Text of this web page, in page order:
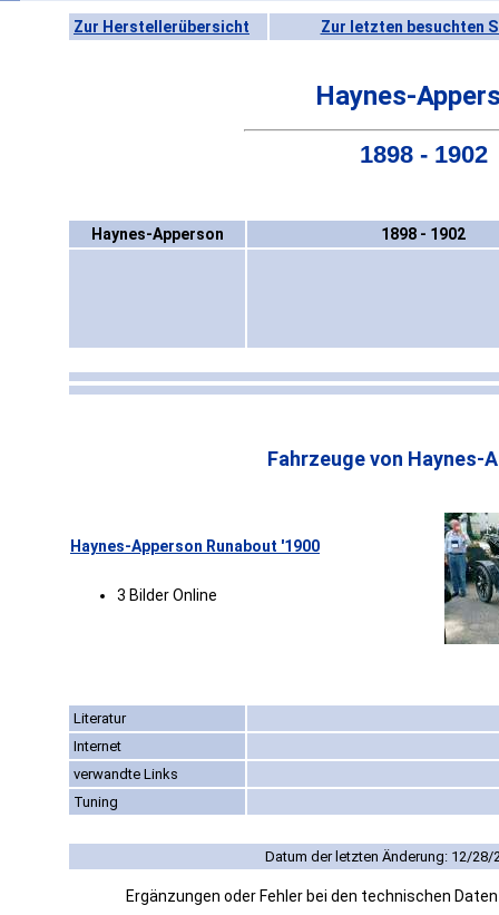
Zur Herstellerübersicht Zur letzten besuchten
Haynes-
1898 - 1902
Haynes-Apperson 1898 - 1902
Fahrzeuge von Haynes-
Haynes-Apperson Runabout '1900
3 Bilder Online
Literatur
Internet
verwandte Links
Tuning
Datum der letzten Änderung: 12/28/
Ergänzungen oder Fehler bei den technischen